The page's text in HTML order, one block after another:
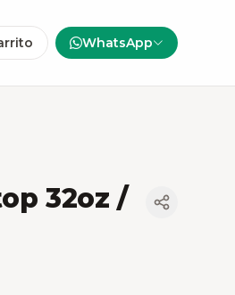
WhatsApp
32oz /